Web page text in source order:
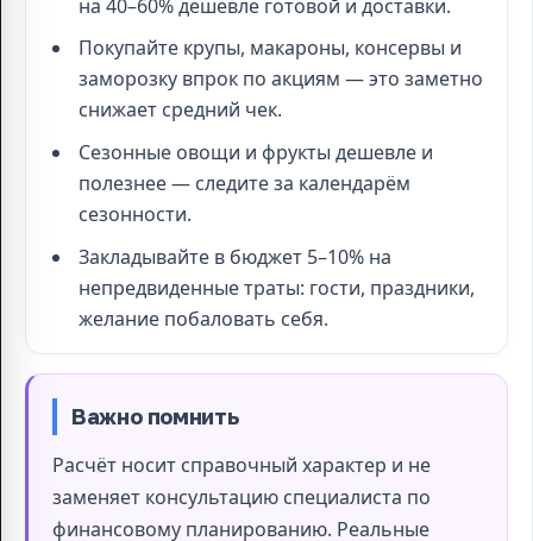
на 40–60% дешевле готовой и доставки.
Покупайте крупы, макароны, консервы и
заморозку впрок по акциям — это заметно
снижает средний чек.
Сезонные овощи и фрукты дешевле и
полезнее — следите за календарём
сезонности.
Закладывайте в бюджет 5–10% на
непредвиденные траты: гости, праздники,
желание побаловать себя.
Важно помнить
Расчёт носит справочный характер и не
заменяет консультацию специалиста по
финансовому планированию. Реальные